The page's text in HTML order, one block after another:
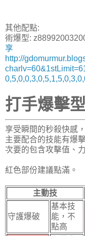
其他配點:
術爆型:
享
http://
打手爆擊
享受瞬間的秒殺快感
主要配合的技能有爆
次要的包含攻擊值、
紅色部份建議點滿。
主動技
守護爆破
基本技
能，不
點高